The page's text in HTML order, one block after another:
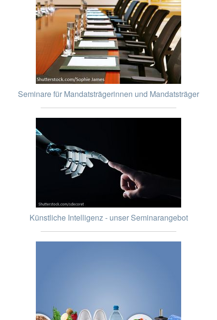
Seminare für Mandatsträgerinnen und Mandatsträger
Künstliche Intelligenz - unser Seminarangebot